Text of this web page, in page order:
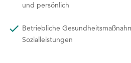
und persönlich
Betriebliche
Sozialleistungen